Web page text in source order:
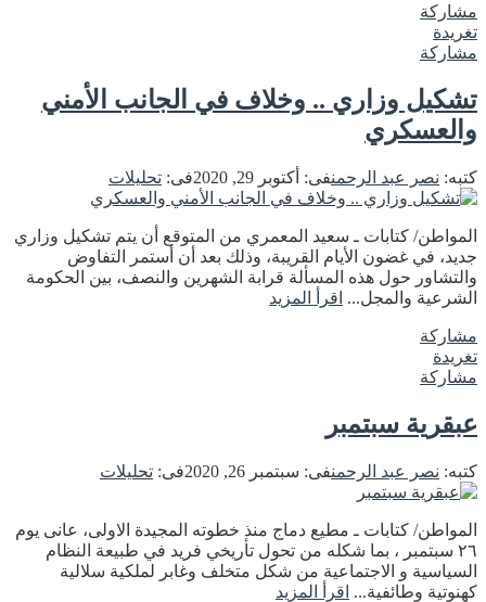
مشاركة
تغريدة
مشاركة
تشكيل وزاري .. وخلاف في الجانب الأمني
والعسكري
كتبه: نصر عبد الرحمنفى: أكتوبر 29, 2020 فى: تحليلات
المواطن/ كتابات ـ سعيد المعمري من المتوقع أن يتم تشكيل وزاري
جديد، في غضون الأيام القريبة، وذلك بعد أن أستمر التفاوض
والتشاور حول هذه المسألة قرابة الشهرين والنصف، بين الحكومة
الشرعية والمجل... اقرأ المزيد
مشاركة
تغريدة
مشاركة
عبقرية سبتمبر
كتبه: نصر عبد الرحمنفى: سبتمبر 26, 2020 فى: تحليلات
المواطن/ كتابات ـ مطيع دماج منذ خطوته المجيدة الاولى، عانى يوم
٢٦ سبتمبر ، بما شكله من تحول تأريخي فريد في طبيعة النظام
السياسية و الاجتماعية من شكل متخلف وغابر لملكية سلالية
كهنوتية وطائفية... اقرأ المزيد